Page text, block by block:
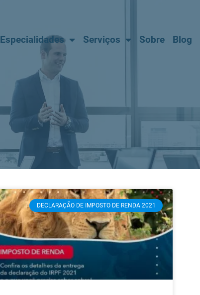
Especialidades Serviços Sobre Blog
DECLARAÇÃO DE IMPOSTO DE RENDA 2021